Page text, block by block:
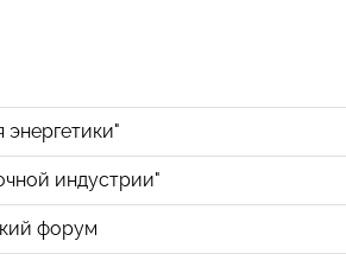
индустрии"
форум